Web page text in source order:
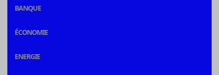
BANQUE
ÉCONOMIE
ENERGIE